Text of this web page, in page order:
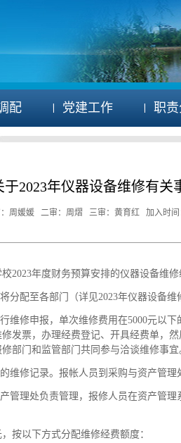
配 党建工作 职
于2023年仪器设备维修有关
周媛媛 二审：周熠 三审：黄育红 加入时间
2023年度财务预算安排的仪器设备维
分配至各部门（详见2023年仪器设备
维修申报，单次维修费用在5000元以
发票，办理经费登记、开具经费单，
部门和监管部门共同参与洽谈维修事宜
维修记录。报帐人员到采购与资产管
管理处负责管理，报修人员在资产管
按以下方式分配维修经费额度：